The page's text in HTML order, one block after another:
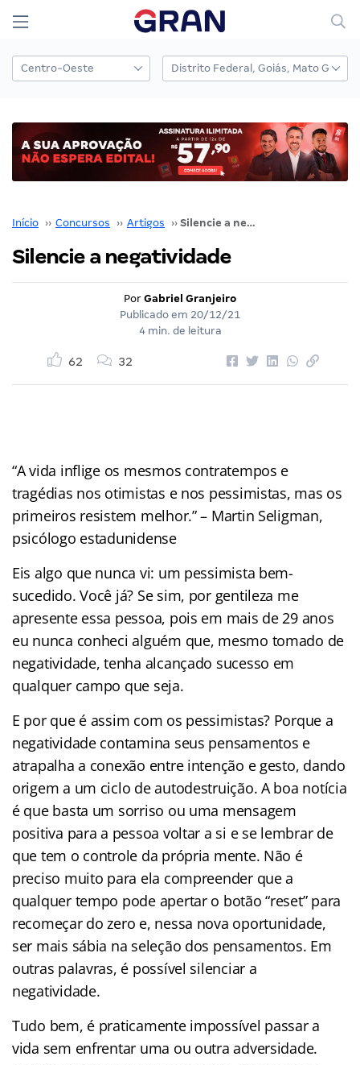
Início ›› Concursos ›› Artigos ›› Silencie a negatividade
Silencie a negatividade
Por Gabriel Granjeiro
Publicado em 20/12/21
4 min. de leitura
62 32
“A vida inflige os mesmos contratempos e
tragédias nos otimistas e nos pessimistas, mas os
primeiros resistem melhor.” – Martin Seligman,
psicólogo estadunidense
Eis algo que nunca vi: um pessimista bem-
sucedido. Você já? Se sim, por gentileza me
apresente essa pessoa, pois em mais de 29 anos
eu nunca conheci alguém que, mesmo tomado de
negatividade, tenha alcançado sucesso em
qualquer campo que seja.
E por que é assim com os pessimistas? Porque a
negatividade contamina seus pensamentos e
atrapalha a conexão entre intenção e gesto, dando
origem a um ciclo de autodestruição. A boa notícia
é que basta um sorriso ou uma mensagem
positiva para a pessoa voltar a si e se lembrar de
que tem o controle da própria mente. Não é
preciso muito para ela compreender que a
qualquer tempo pode apertar o botão “reset” para
recomeçar do zero e, nessa nova oportunidade,
ser mais sábia na seleção dos pensamentos. Em
outras palavras, é possível silenciar a
negatividade.
Tudo bem, é praticamente impossível passar a
vida sem enfrentar uma ou outra adversidade.